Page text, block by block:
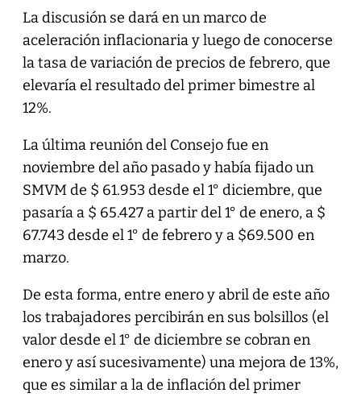
La discusión se dará en un marco de
aceleración inflacionaria y luego de conocerse
la tasa de variación de precios de febrero, que
elevaría el resultado del primer bimestre al
12%.
La última reunión del Consejo fue en
noviembre del año pasado y había fijado un
SMVM de $ 61.953 desde el 1° diciembre, que
pasaría a $ 65.427 a partir del 1° de enero, a $
67.743 desde el 1° de febrero y a $69.500 en
marzo.
De esta forma, entre enero y abril de este año
los trabajadores percibirán en sus bolsillos (el
valor desde el 1° de diciembre se cobran en
enero y así sucesivamente) una mejora de 13%,
que es similar a la de inflación del primer